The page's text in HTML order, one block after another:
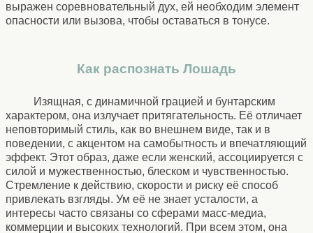
выражен соревновательный дух, ей необходим элемент
опасности или вызова, чтобы оставаться в тонусе.
Как распознать Лошадь
Изящная, с динамичной грацией и бунтарским
характером, она излучает притягательность. Её отличает
неповторимый стиль, как во внешнем виде, так и в
поведении, с акцентом на самобытность и впечатляющий
эффект. Этот образ, даже если женский, ассоциируется с
силой и мужественностью, блеском и чувственностью.
Стремление к действию, скорости и риску её способ
привлекать взгляды. Ум её не знает усталости, а
интересы часто связаны со сферами масс-медиа,
коммерции и высоких технологий. При всем этом, она